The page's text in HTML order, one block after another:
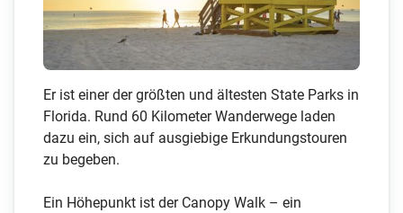
Er ist einer der größten und ältesten State Parks in
Florida. Rund 60 Kilometer Wanderwege laden
dazu ein, sich auf ausgiebige Erkundungstouren
zu begeben.
Ein Höhepunkt ist der Canopy Walk – ein